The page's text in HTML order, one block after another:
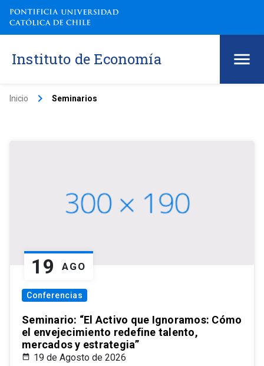
Instituto de Economía
Inicio keyboard_arrow_right Seminarios
19 AGO
Conferencias
Seminario: “El Activo que Ignoramos: Cómo
el envejecimiento redefine talento,
mercados y estrategia”
19 de Agosto de 2026